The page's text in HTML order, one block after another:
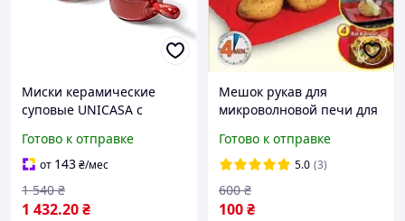
Миски керамические
суповые UNICASA с
4 шт.
Готово к отправке
от 143₴/мес
1 432.20₴
1 540 ₴
Мешок рукав для
микроволновой печи для
картофеля в
микроволновке
Готово к отправке
5.0 (3)
100₴
600 ₴